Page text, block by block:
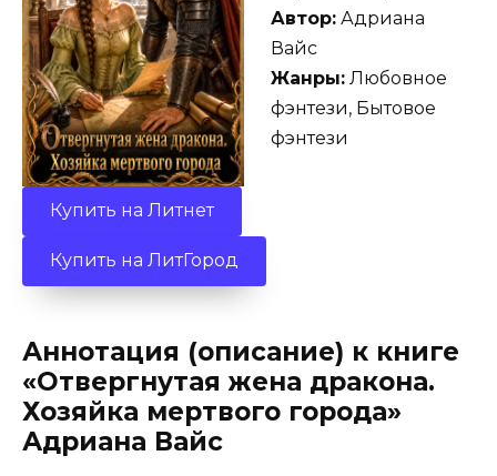
Автор: Адриана
Вайс
Жанры: Любовное
фэнтези, Бытовое
фэнтези
Купить на Литнет
Купить на ЛитГород
Аннотация (описание) к книге
«Отвергнутая жена дракона.
Хозяйка мертвого города»
Адриана Вайс